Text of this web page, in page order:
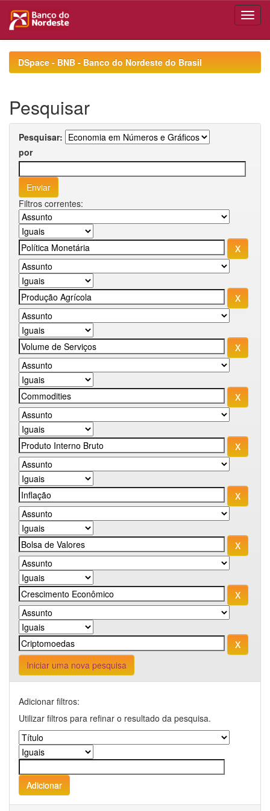
navigationDSpace - BNB - Banco do Nordeste do Brasil
Pesquisar
Pesquisar:
por
Filtros correntes:
Iniciar uma nova pesquisa
Adicionar filtros:
Utilizar filtros para refinar o resultado da pesquisa.